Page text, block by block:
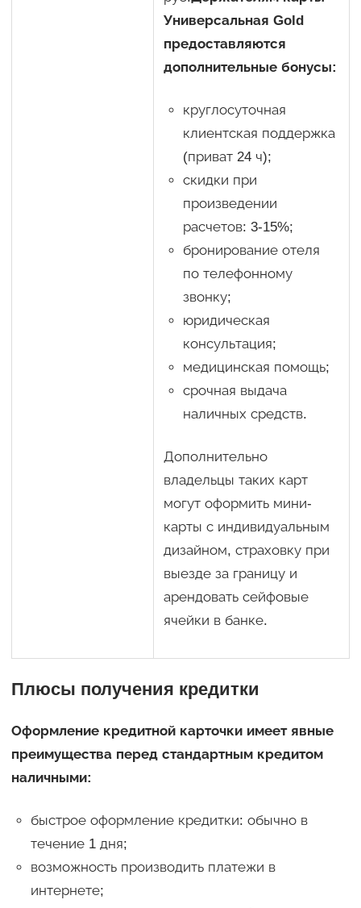
Универсальная Gold
предоставляются
дополнительные бонусы:
круглосуточная
клиентская поддержка
(приват 24 ч);
скидки при
произведении
расчетов: 3-15%;
бронирование отеля
по телефонному
звонку;
юридическая
консультация;
медицинская помощь;
срочная выдача
наличных средств.
Дополнительно
владельцы таких карт
могут оформить мини-
карты с индивидуальным
дизайном, страховку при
выезде за границу и
арендовать сейфовые
ячейки в банке.
Плюсы получения кредитки
Оформление кредитной карточки имеет явные
преимущества перед стандартным кредитом
наличными:
быстрое оформление кредитки: обычно в
течение 1 дня;
возможность производить платежи в
интернете;